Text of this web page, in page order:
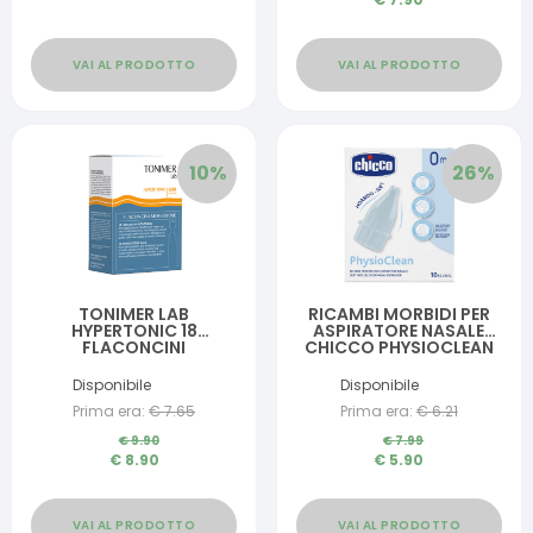
VAI AL PRODOTTO VAI AL PRODOTTO
10%
TONIMER LAB
HYPERTONIC 18
FLACONCINI
Disponibile
Prima era: €7.65
€9.90
€ 8.90
VAI AL PRODOTTO
26%
RICAMBI MORBIDI PER
ASPIRATORE NASALE
CHICCO PHYSIOCLEAN
Disponibile
Prima era: €6.21
€7.99
€ 5.90
VAI AL PRODOTTO